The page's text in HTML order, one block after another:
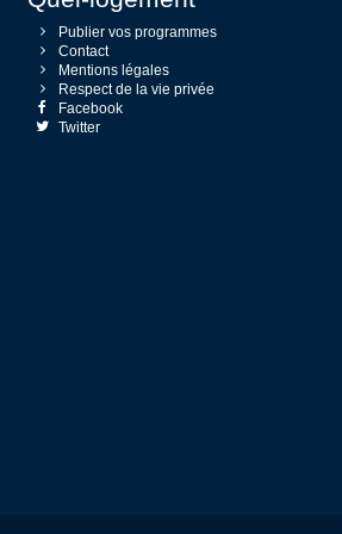
Publier vos programmes
Contact
Mentions légales
Respect de la vie privée
Facebook
Twitter